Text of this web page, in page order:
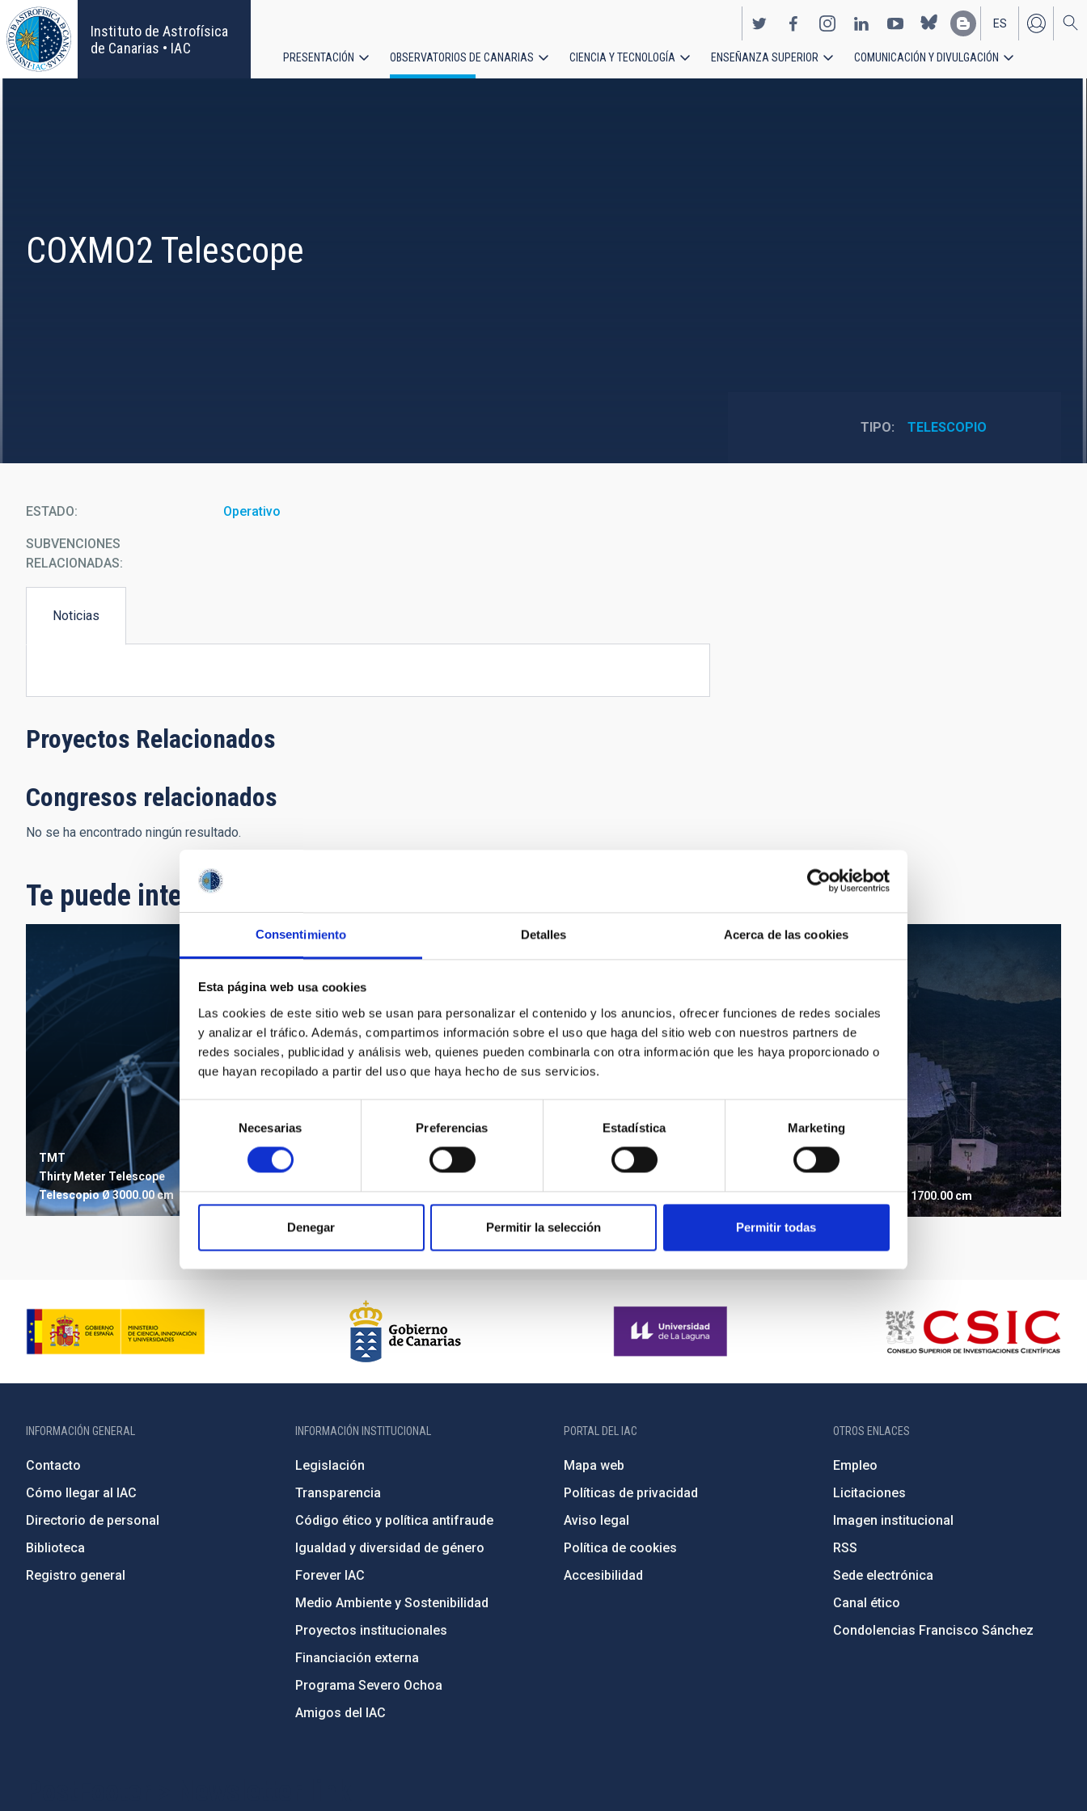
Consentimiento Detalles Acerca de las cookies
Esta página web usa cookies
Las cookies de este sitio web se usan para personalizar el contenido y los anuncios, ofrecer funciones de redes sociales
y analizar el tráfico. Además, compartimos información sobre el uso que haga del sitio web con nuestros partners de
redes sociales, publicidad y análisis web, quienes pueden combinarla con otra información que les haya proporcionado o
que hayan recopilado a partir del uso que haya hecho de sus servicios.
Selección
consentimiento
Necesarias Preferencias Estadística Marketing
Denegar Permitir la selección Permitir todas
Pasar
al
contenido
principal
Instituto de Astrofísica
de Canarias • IAC
EN
ES
Navegación
PRESENTACIÓN OBSERVATORIOS DE CANARIAS CIENCIA Y TECNOLOGÍA ENSEÑANZA SUPERIOR COMUNICACIÓN Y DIVULGACIÓN
COXMO2 Telescope
ESTADO Operativo
SUBVENCIONES
RELACIONADAS:
Noticias
Proyectos Relacionados
Congresos relacionados
No se ha encontrado ningún resultado.
TIPO TELESCOPIO
Te puede interesar
TMT
Thirty Meter Telescope
TelescopioØ 3000.00 cm
Large-Sized Telescope
TelescopioImagenNocturnoØ 2300.00 cm
The MAGIC Telescopes
TelescopioImagenNocturnoØ 1700.00 cm
INFORMACIÓN GENERAL
Contacto
Cómo llegar al IAC
Directorio de personal
Biblioteca
Registro general
INFORMACIÓN INSTITUCIONAL
Legislación
Transparencia
Código ético y política antifraude
Igualdad y diversidad de género
Forever IAC
Medio Ambiente y Sostenibilidad
Proyectos institucionales
Financiación externa
Programa Severo Ochoa
Amigos del IAC
PORTAL DEL IAC
Mapa web
Políticas de privacidad
Aviso legal
Política de cookies
Accesibilidad
OTROS ENLACES
Empleo
Licitaciones
Imagen institucional
RSS
Sede electrónica
Canal ético
Condolencias Francisco Sánchez